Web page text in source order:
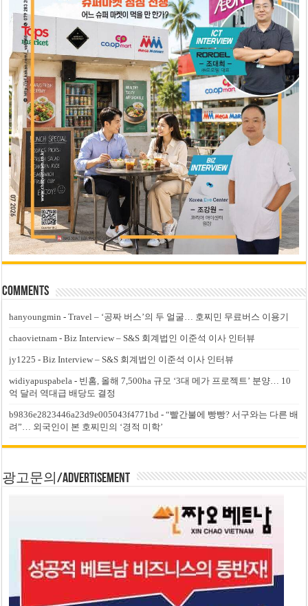
Comments
hanyoungmin -Travel – ‘공짜 버스’의 두 얼굴… 호찌민 무료버스 이용기
chaovietnam -Biz Interview – S&S 회계법인 이준석 이사 인터뷰
jy1225 -Biz Interview – S&S 회계법인 이준석 이사 인터뷰
widiyapuspabela - 빈홈, 올해 7,500ha 규모 ‘3대 메가 프로젝트’ 분양… 10
억 달러 역대급 배당도 결정
b9836e2823446a23d9e005043f4771bd -“빨간불에 빵빵? 서구와는 다른 배
려”… 외국인이 본 호찌민의 ‘경적 미학’
광고문의/Advertisement